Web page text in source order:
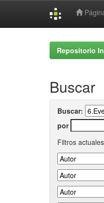
Repositorio
Buscar
Buscar:
por
Filtros